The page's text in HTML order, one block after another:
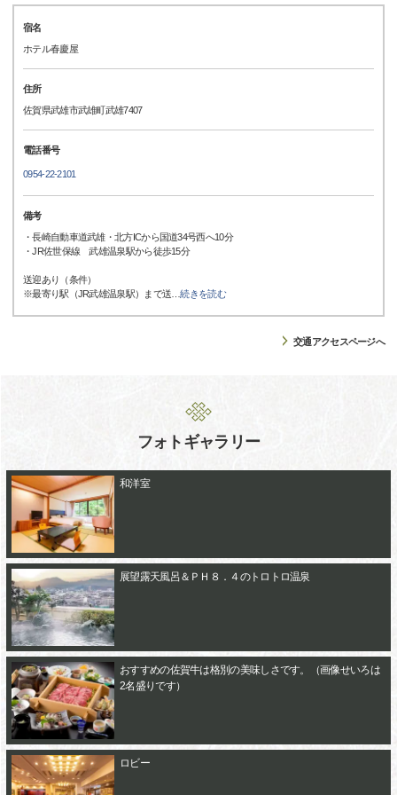
宿名
ホテル春慶屋
住所
佐賀県武雄市武雄町武雄7407
電話番号
0954-22-2101
備考
・長崎自動車道武雄・北方ICから国道34号西へ10分
・JR佐世保線 武雄温泉駅から徒歩15分
送迎あり（条件）
※最寄り駅（JR武雄温泉駅）まで送 …続きを読む
交通アクセスページへ
フォトギャラリー
和洋室
展望露天風呂＆ＰＨ８．４のトロトロ温泉
おすすめの佐賀牛は格別の美味しさです。（画像せいろは
2名盛りです）
ロビー